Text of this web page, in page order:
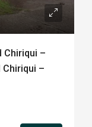
Chiriqui –
Chiriqui –